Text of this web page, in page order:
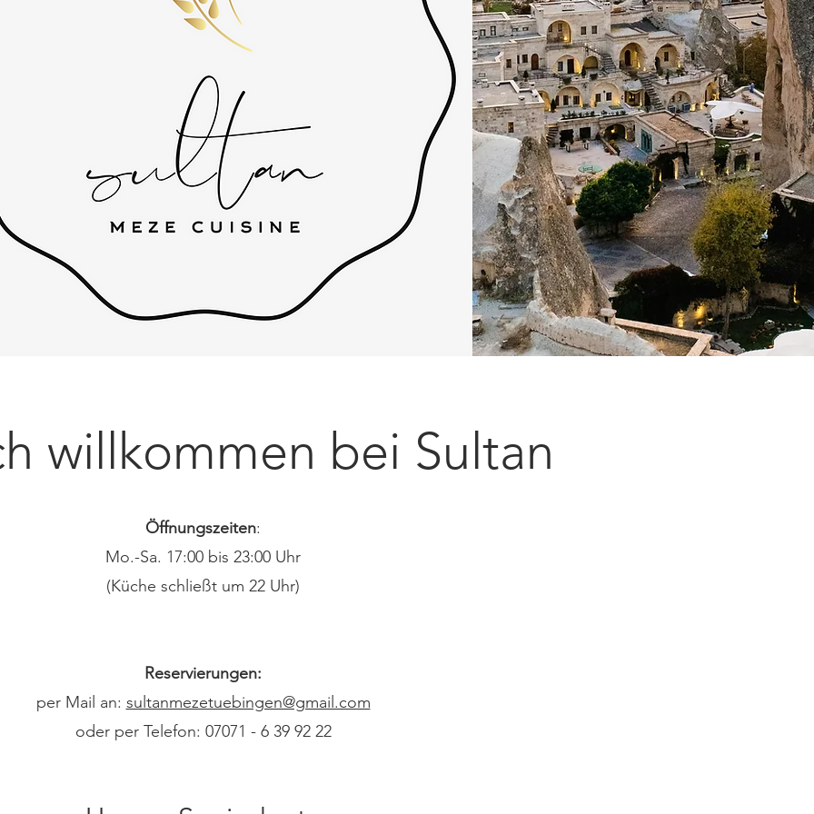
willkommen bei Sultan
Öffnungszeiten:
Mo.-Sa. 17:00 bis 23:00 Uhr
(Küche schließt um 22 Uhr)
Reservierungen:
per Mail an: sultanmezetuebingen@gmail.com
oder per Telefon: 07071 - 6 39 92 22